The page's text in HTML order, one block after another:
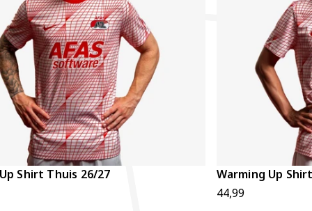
Shirt Thuis 26/27
Warming Up
44,99